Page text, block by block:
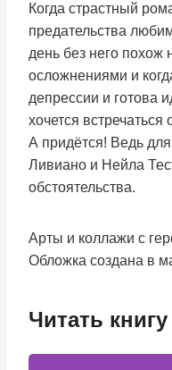
Когда страстный
предательства
день без него похож
осложнениями и
депрессии и готова
хочется
А придётся! Ведь
Ливиано и Нейла
обстоятельства.
Арты и коллажи с
Обложка создана в
Читать